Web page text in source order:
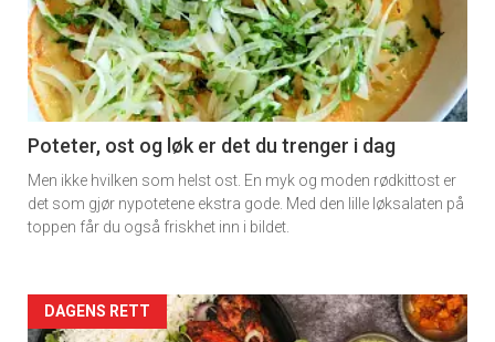
Poteter, ost og løk er det du trenger i dag
Men ikke hvilken som helst ost. En myk og moden rødkittost er
det som gjør nypotetene ekstra gode. Med den lille løksalaten på
toppen får du også friskhet inn i bildet.
Forsiden
DAGENS RETT